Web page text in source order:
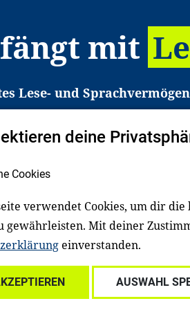
mit
Lese- und
den Zugang zu Bildung
in Deutschland haben
gezielt an Familien sowie
Dafür arbeiten
Unternehmen und
Über uns Spenden
Einrichtungen
Für freiwillig
deine
Cookies
verwendet Cookies, um dir
gewährleisten. Mit deiner
einverstanden.
AUSWAHL